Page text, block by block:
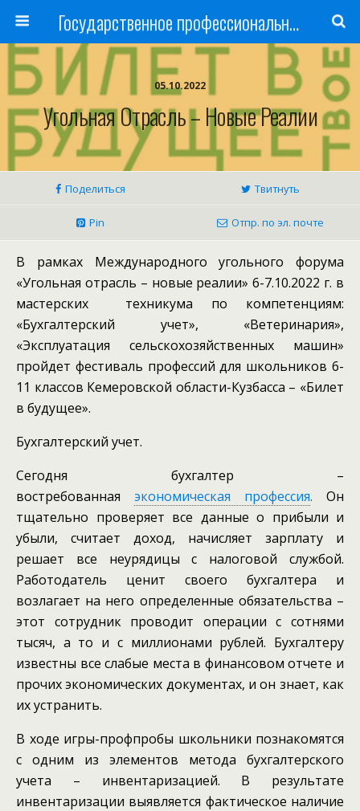
Государственное профессиональное образовательное учреждение
05.10.2022
Угольная Отрасль – Новые Реалии
Поделиться Твитнуть
Pin Отпр. по эл. почте
В рамках Международного угольного форума
«Угольная отрасль – новые реалии» 6-7.10.2022 г. в
мастерских техникума по компетенциям:
«Бухгалтерский учет», «Ветеринария»,
«Эксплуатация сельскохозяйственных машин»
пройдет фестиваль профессий для школьников 6-
11 классов Кемеровской области-Кузбасса – «Билет
в будущее».
Бухгалтерский учет.
Сегодня бухгалтер –
востребованная
экономическая профессия. Он
тщательно проверяет все данные о прибыли и
убыли, считает доход, начисляет зарплату и
решает все неурядицы с налоговой службой.
Работодатель ценит своего бухгалтера и
возлагает на него определенные обязательства –
этот сотрудник проводит операции с сотнями
тысяч, а то и с миллионами рублей. Бухгалтеру
известны все слабые места в финансовом отчете и
прочих экономических документах, и он знает, как
их устранить.
В ходе игры-профпробы школьники познакомятся
с одним из элементов метода бухгалтерского
учета – инвентаризацией. В результате
инвентаризации выявляется фактическое наличие